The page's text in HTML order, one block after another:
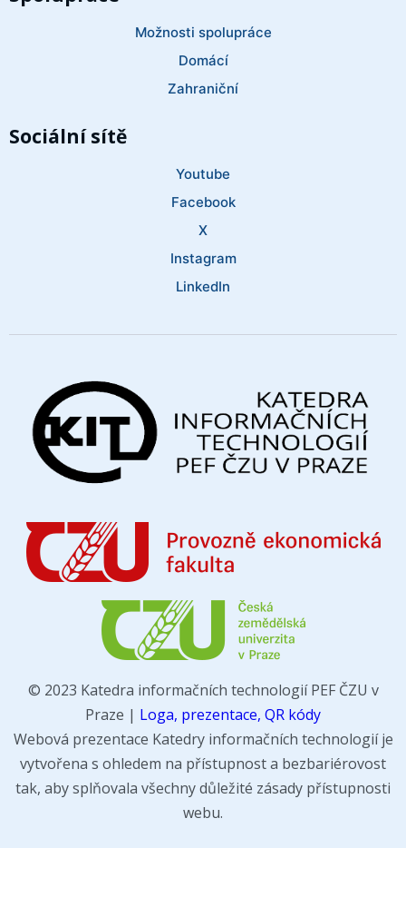
Možnosti spolupráce
Domácí
Zahraniční
Sociální sítě
Youtube
Facebook
X
Instagram
LinkedIn
© 2023 Katedra informačních technologií PEF ČZU v
Praze | Loga, prezentace, QR kódy
Webová prezentace Katedry informačních technologií je
vytvořena s ohledem na přístupnost a bezbariérovost
tak, aby splňovala všechny důležité zásady přístupnosti
webu.